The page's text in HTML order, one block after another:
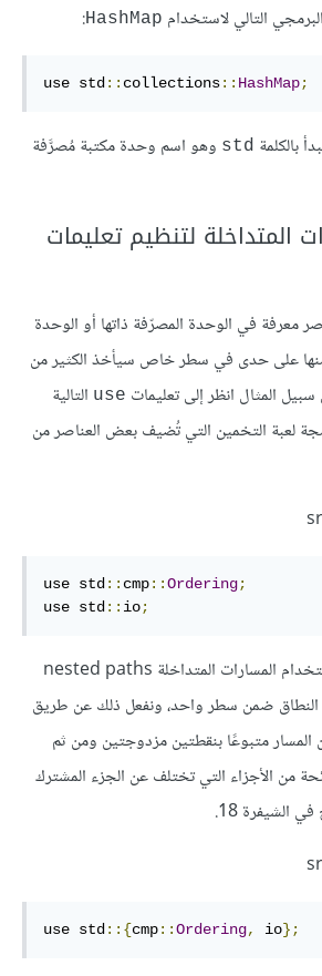
التالي لاستخدام HashMap
:
use std :: collections:: HashMap;
بالكلمة std وهو اسم وحدة مكتبة مُصرَّفة
المتداخلة لتنظيم تعليمات
معرفة في الوحدة المصرّفة ذاتها أو الوحدة
منها على حدى في سطر خاص سيأخذ الكثير من
المثال انظر إلى تعليمات use التالية
لعبة التخمين التي تُضيف بعض العناصر من
use std :: cmp::Ordering;
use std :: io;
عوضًا عن ذلك يمكننا استخدام المسارات المتداخلة nested paths
النطاق ضمن سطر واحد، ونفعل ذلك عن طريق
متبوعًا بنقطتين مزدوجتين ومن ثم
من الأجزاء التي تختلف عن الجزء المشترك
18.
use std ::{cmp::Ordering, io};